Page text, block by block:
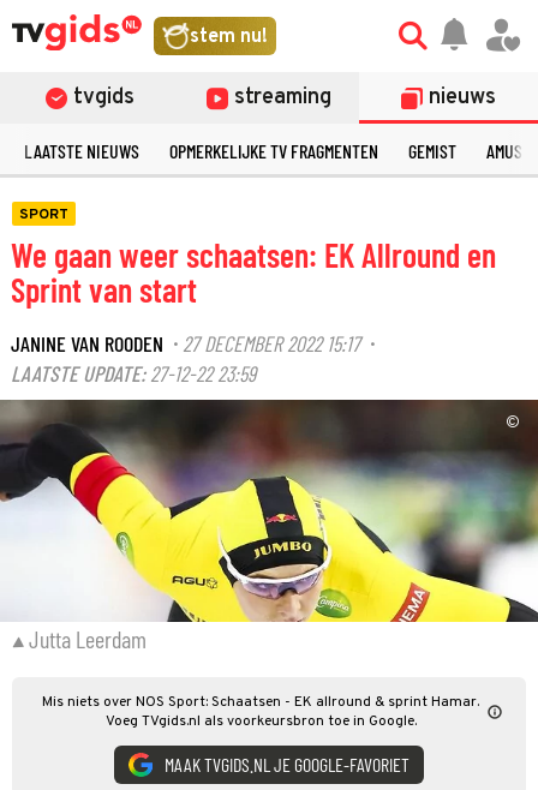
stem nu!
tvgids streaming nieuws
LAATSTE NIEUWS OPMERKELIJKE TV FRAGMENTEN GEMIST
SPORT
We gaan weer schaatsen: EK Allround en
Sprint van start
JANINE VAN ROODEN · 27 DECEMBER 2022 15:17·
LAATSTE UPDATE: 27-12-22 23:59
©
Jutta Leerdam
Mis niets over NOS Sport: Schaatsen - EK allround & sprint Hamar.
Voeg TVgids.nl als voorkeursbron toe in Google.
MAAK TVGIDS.NL JE GOOGLE-FAVORIET